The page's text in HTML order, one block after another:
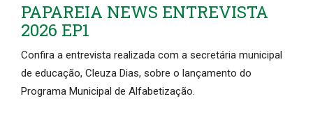
PAPAREIA NEWS ENTREVISTA
2026 EP1
Confira a entrevista realizada com a secretária municipal
de educação, Cleuza Dias, sobre o lançamento do
Programa Municipal de Alfabetização.